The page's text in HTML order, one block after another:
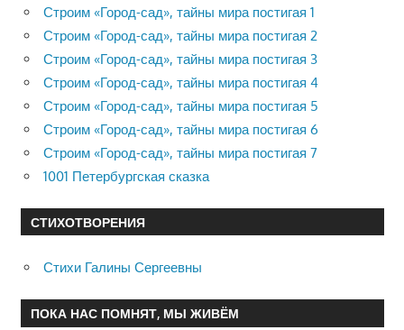
Строим «Город-сад», тайны мира постигая 1
Строим «Город-сад», тайны мира постигая 2
Строим «Город-сад», тайны мира постигая 3
Строим «Город-сад», тайны мира постигая 4
Строим «Город-сад», тайны мира постигая 5
Строим «Город-сад», тайны мира постигая 6
Строим «Город-сад», тайны мира постигая 7
1001 Петербургская сказка
СТИХОТВОРЕНИЯ
Стихи Галины Сергеевны
ПОКА НАС ПОМНЯТ, МЫ ЖИВЁМ